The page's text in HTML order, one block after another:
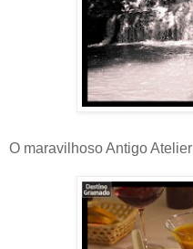
O maravilhoso Antigo Atelier